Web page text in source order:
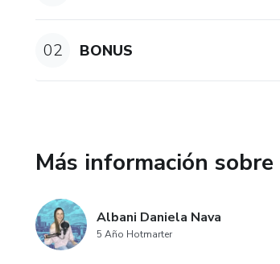
02 BONUS
Más información
Albani Daniela Nava
5 Año Hotmarter